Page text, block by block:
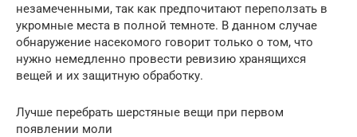
незамеченными, так как предпочитают переползать в
укромные места в полной темноте. В данном случае
обнаружение насекомого говорит только о том, что
нужно немедленно провести ревизию хранящихся
вещей и их защитную обработку.
Лучше перебрать шерстяные вещи при первом
появлении моли